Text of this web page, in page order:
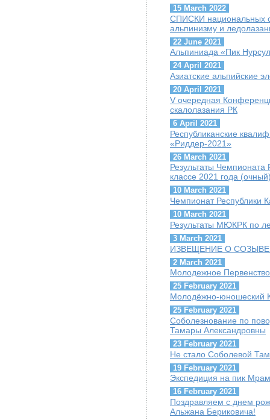
15 March 2022
СПИСКИ национальных
альпинизму и
22 June 2021
Альпиниада «Пик
24 April 2021
Азиатские альпийские
20 April 2021
V очередная
скалолазания РК
6 April 2021
Республиканские
«Риддер-2021»
26 March 2021
Результаты Чемпионата
классе 2021 года
10 March 2021
Чемпионат Республики
10 March 2021
Результаты МЮКРК по
3 March 2021
ИЗВЕЩЕНИЕ О
2 March 2021
Молодежное
25 February 2021
Молодёжно-юношеский
25 February 2021
Соболезнование по
Тамары Александровны
23 February 2021
Не стало Соболевой
19 February 2021
Экспедиция на пик
16 February 2021
Поздравляем с днем
Альжана Бериковича!